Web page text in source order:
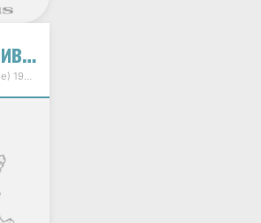
Скарлетт Фивер (Scarlet Fever)
336 Хартлайн (Hartline) 1997г.